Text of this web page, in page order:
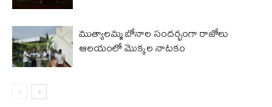
ముత్యాలమ్మ బోనాల సందర్భంగా రాజోలు
ఆలయంలో మొక్కల నాటకం